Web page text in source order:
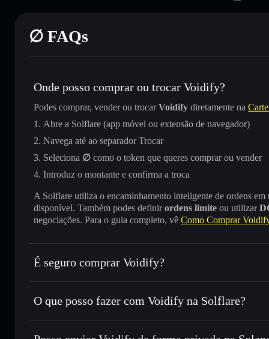
∅ FAQs
Onde posso comprar ou trocar Voidify?
Podes comprar, vender ou trocarVoidify diretamente na
Abre a Solflare (app móvel ou extensão de navegador)
Navega até ao separador Trocar
Seleciona ∅ como o token que queres comprar ou vender
Introduz o montante e confirma a troca
A Solflare utiliza o encaminhamento inteligente de ordens
disponível. Também podes definirordens limite ou utilizar
negociações. Para o guia completo, vê Como Comprar
É seguro comprar Voidify?
Voidify não está verificado
O que posso fazer com Voidify na Solflare?
Voidify
Carteira Solflare